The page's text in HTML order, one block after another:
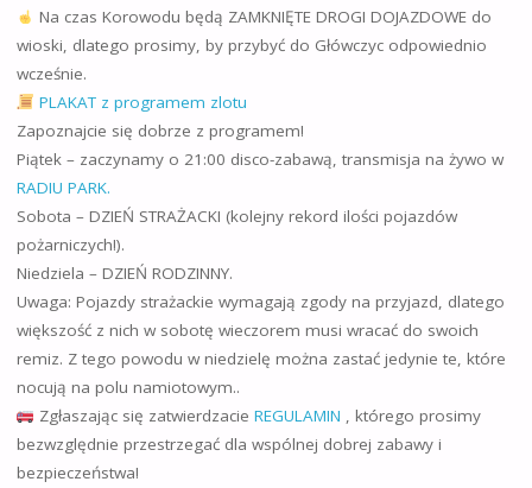
Na czas Korowodu będą ZAMKNIĘTE DROGI DOJAZDOWE do
wioski, dlatego prosimy, by przybyć do Główczyc odpowiednio
wcześnie.
PLAKAT z programem zlotu
Zapoznajcie się dobrze z programem!
Piątek – zaczynamy o 21:00 disco-zabawą, transmisja na żywo w
RADIU PARK.
Sobota – DZIEŃ STRAŻACKI (kolejny rekord ilości pojazdów
pożarniczych!).
Niedziela – DZIEŃ RODZINNY.
Uwaga: Pojazdy strażackie wymagają zgody na przyjazd, dlatego
większość z nich w sobotę wieczorem musi wracać do swoich
remiz. Z tego powodu w niedzielę można zastać jedynie te, które
nocują na polu namiotowym..
Zgłaszając się zatwierdzacie REGULAMIN , którego prosimy
bezwzględnie przestrzegać dla wspólnej dobrej zabawy i
bezpieczeństwa!